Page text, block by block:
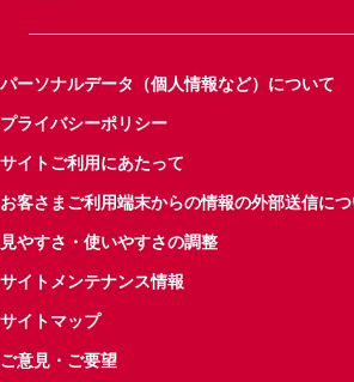
パーソナルデータ（個人情報など）について
プライバシーポリシー
サイトご利用にあたって
お客さまご利用端末からの情報の外部送信に
見やすさ・使いやすさの調整
サイトメンテナンス情報
サイトマップ
ご意見・ご要望